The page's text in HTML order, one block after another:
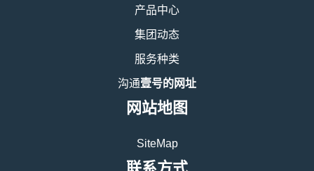
产品中心
集团动态
服务种类
沟通壹号的网址
网站地图
SiteMap